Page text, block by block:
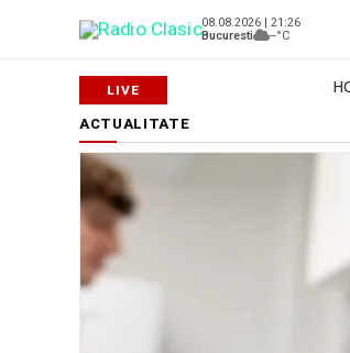
08.08.2026 | 21:26
Bucuresti
--°C
ACTUALITATE